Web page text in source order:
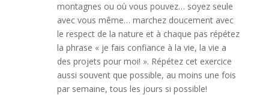
montagnes ou où vous pouvez… soyez seule
avec vous même… marchez doucement avec
le respect de la nature et à chaque pas répétez
la phrase « je fais confiance à la vie, la vie a
des projets pour moi! ». Répétez cet exercice
aussi souvent que possible, au moins une fois
par semaine, tous les jours si possible!